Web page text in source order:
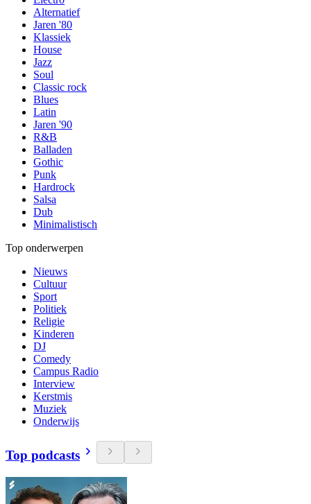
Alternatief
Jaren '80
Klassiek
House
Jazz
Soul
Classic rock
Blues
Latin
Jaren '90
R&B
Balladen
Gothic
Punk
Hardrock
Salsa
Dub
Minimalistisch
Top onderwerpen
Nieuws
Cultuur
Sport
Politiek
Religie
Kinderen
DJ
Comedy
Campus Radio
Interview
Kerstmis
Muziek
Onderwijs
Top podcasts